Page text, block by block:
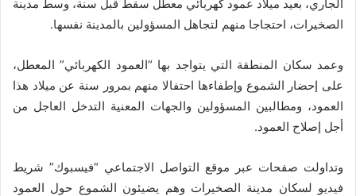
الجاري، بعيد ميلاد عمود كهربائي معطل سقط قبل سنة، وسط مدينة
الصخيرات، احتجاجا منهم لتجاهل المسؤولين بالمدينة نفسها.
وعمد سكان المنطقة التي يتواجد بها “العمود الكهربائي” المعطل،
على إحضار الشموع وإطفاءها احتفالا منهم بمرور سنة عن ميلاد هذا
العمود، ومطالبين المسؤولين والجهات المعنية التدخل العاجل من
أجل إصلاح العمود.
وتداولت صفحات عبر موقع التواصل الاجتماعي “فيسبوك” شريط
فيديو لسكان مدينة الصخيرات وهم يضيئون الشموع حول العمود